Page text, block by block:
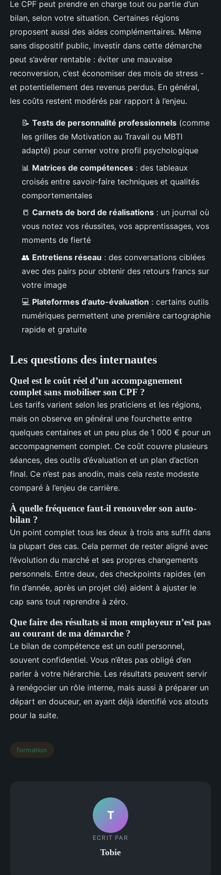
Le CPF peut prendre en charge tout ou partie d’un
bilan, selon votre situation. Certaines régions
proposent aussi des aides complémentaires. Même
sans dispositif public, investir dans cette démarche
peut s’avérer rentable : éviter une mauvaise
reconversion, c’est économiser des mois de stress -
et potentiellement des revenus perdus. En général,
les coûts restent modérés par rapport à l’enjeu.
📝 Tests de personnalité professionnels (comme
les grilles de Motivation au Travail ou MBTI
adapté) pour cerner votre profil psychologique
📊 Matrices de compétences : des tableaux
croisés entre savoir-faire techniques et qualités
comportementales
📒 Carnets de bord de réalisations : un journal où
vous notez vos réussites, vos apprentissages, vos
moments de fierté
👥 Entretiens réseau : des conversations ciblées
avec des pairs pour obtenir des retours francs sur
votre image
💻 Plateformes d’auto-évaluation : certains outils
numériques permettent une première cartographie
rapide et gratuite
Les questions des internautes
Quel est le coût réel d’un accompagnement
complet sans mobiliser son CPF ?
Les tarifs varient selon les praticiens et les régions,
mais on observe en général une fourchette entre
quelques centaines et un peu plus de 1 000 € pour un
accompagnement complet. Ce coût couvre plusieurs
séances, des outils d’évaluation et un plan d’action
final. Ce n’est pas anodin, mais cela reste modeste
comparé à l’enjeu de carrière.
À quelle fréquence faut-il renouveler son auto-
bilan ?
Un point complet tous les deux à trois ans suffit dans
la plupart des cas. Cela permet de rester aligné avec
l’évolution du marché et ses propres changements
personnels. Entre deux, des checkpoints rapides (en
fin d’année, après un projet clé) aident à ajuster le
cap sans tout reprendre à zéro.
Que faire des résultats si mon employeur n’est pas
au courant de ma démarche ?
Le bilan de compétence est un outil personnel,
souvent confidentiel. Vous n’êtes pas obligé d’en
parler à votre hiérarchie. Les résultats peuvent servir
à renégocier un rôle interne, mais aussi à préparer un
départ en douceur, en ayant déjà identifié vos atouts
pour la suite.
formation
T
ECRIT PAR
Tobie